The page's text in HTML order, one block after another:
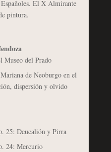
El X Almirante
pintura.
Museo del Prado
de Neoburgo en el
dispersión y olvido
25: Deucalión y Pirra
24: Mercurio